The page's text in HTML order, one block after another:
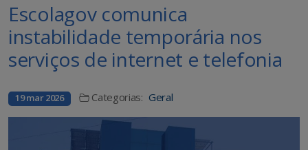
Escolagov comunica
instabilidade temporária nos
serviços de internet e telefonia
19 mar 2026 Categorias: Geral